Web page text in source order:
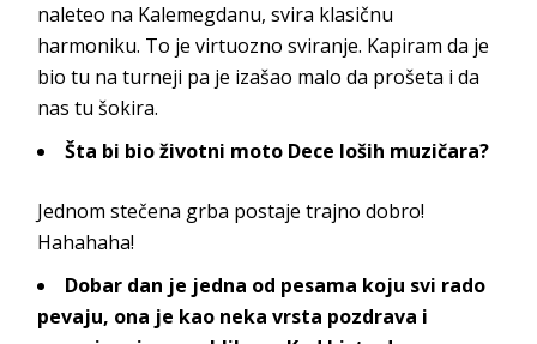
naleteo na Kalemegdanu, svira klasičnu
harmoniku. To je virtuozno sviranje. Kapiram da je
bio tu na turneji pa je izašao malo da prošeta i da
nas tu šokira.
Šta bi bio životni moto Dece loših muzičara?
Jednom stečena grba postaje trajno dobro!
Hahahaha!
Dobar dan je jedna od pesama koju svi rado
pevaju, ona je kao neka vrsta pozdrava i